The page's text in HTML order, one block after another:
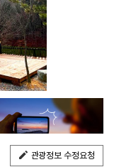
관광정보 수정요청